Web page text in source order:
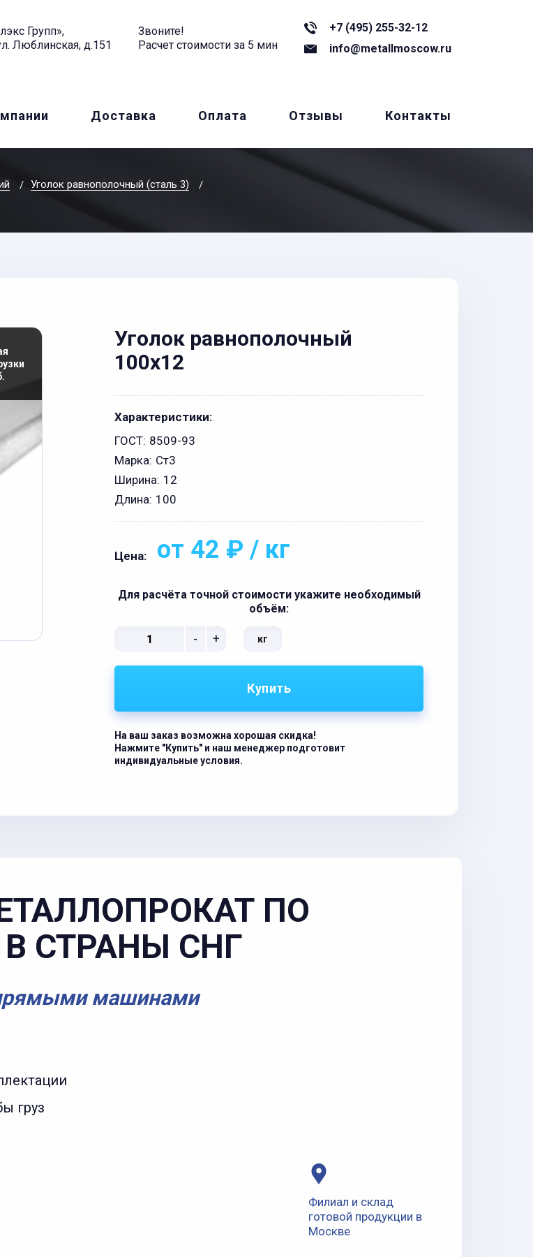
Групп»,
Люблинская, д.151
Звоните!
Расчет стоимости за 5 мин
+7 (495) 255-32-12
info@metallmoscow.ru
Доставка Оплата Отзывы Контакты
Уголок равнополочный (сталь 3)
Уголок равнополочный
100x12
Характеристики:
ГОСТ: 8509-93
Марка: Ст3
Ширина: 12
Длина: 100
Цена: от 42 ₽ / кг
Для расчёта точной стоимости укажите необходимый
объём:
- + кг
Купить
На ваш заказ возможна хорошая скидка!
Нажмите "Купить" и наш менеджер подготовит
индивидуальные условия.
Филиал и склад
готовой продукции в
Москве
ПО
СТРАНЫ СНГ
машинами
груз